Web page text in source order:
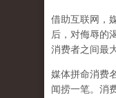
借助互联网，
后，对侮辱的
消费者之间最
媒体拼命消费
闻捞一笔。消